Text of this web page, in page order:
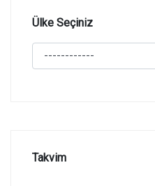
Ülke Seçiniz
Takvim